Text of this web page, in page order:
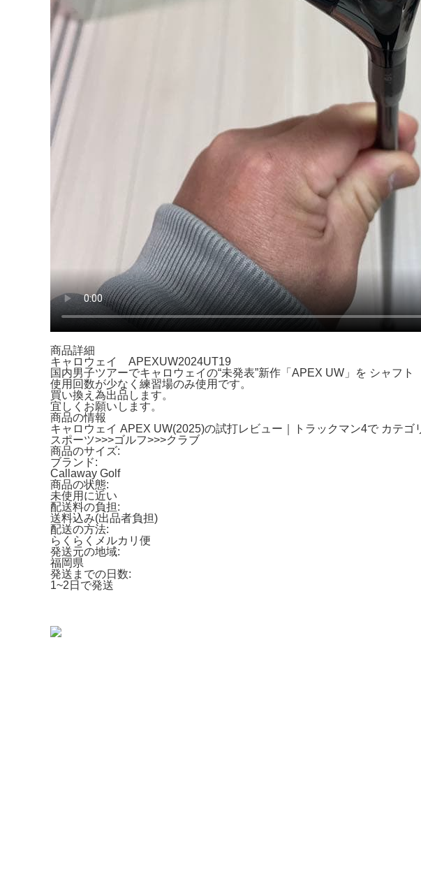
商品詳細
キャロウェイ APEXUW2024UT19
国内男子ツアーでキャロウェイの“未発表”新作「APEX UW」を シャフ
使用回数が少なく練習場のみ使用です。
買い換え為出品します。
宜しくお願いします。
商品の情報
キャロウェイ APEX UW(2025)の試打レビュー｜トラックマン4で カテゴ
スポーツ>>>ゴルフ>>>クラブ
商品のサイズ:
ブランド:
Callaway Golf
商品の状態:
未使用に近い
配送料の負担:
送料込み(出品者負担)
配送の方法:
らくらくメルカリ便
発送元の地域:
福岡県
発送までの日数:
1~2日で発送